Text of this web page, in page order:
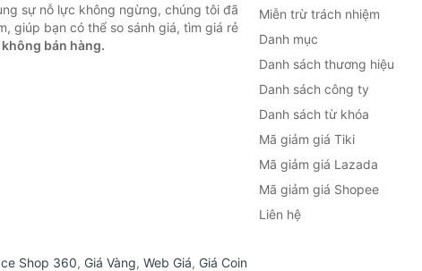
sự nỗ lực không ngừng, chúng tôi đã
giúp bạn có thể so sánh giá, tìm giá rẻ
bán hàng.
Miễn trừ trách nhiệm
Danh mục
Danh sách thương hiệu
Danh sách công ty
Danh sách từ khóa
Mã giảm giá Tiki
Mã giảm giá Lazada
Mã giảm giá Shopee
Liên hệ
Shop 360, Giá Vàng, Web Giá, Giá Coin